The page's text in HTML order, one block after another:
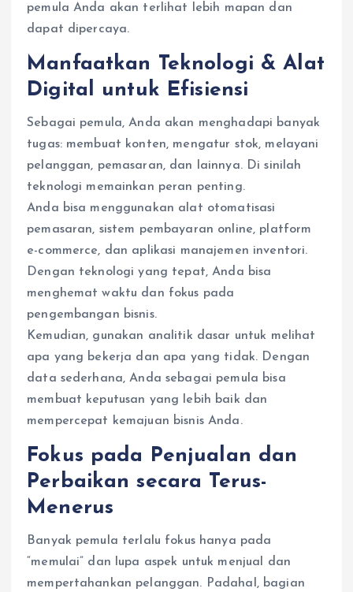
pemula Anda akan terlihat lebih mapan dan
dapat dipercaya.
Manfaatkan Teknologi & Alat
Digital untuk Efisiensi
Sebagai pemula, Anda akan menghadapi banyak
tugas: membuat konten, mengatur stok, melayani
pelanggan, pemasaran, dan lainnya. Di sinilah
teknologi memainkan peran penting.
Anda bisa menggunakan alat otomatisasi
pemasaran, sistem pembayaran online, platform
e-commerce, dan aplikasi manajemen inventori.
Dengan teknologi yang tepat, Anda bisa
menghemat waktu dan fokus pada
pengembangan bisnis.
Kemudian, gunakan analitik dasar untuk melihat
apa yang bekerja dan apa yang tidak. Dengan
data sederhana, Anda sebagai pemula bisa
membuat keputusan yang lebih baik dan
mempercepat kemajuan bisnis Anda.
Fokus pada Penjualan dan
Perbaikan secara Terus-
Menerus
Banyak pemula terlalu fokus hanya pada
“memulai” dan lupa aspek untuk menjual dan
mempertahankan pelanggan. Padahal, bagian